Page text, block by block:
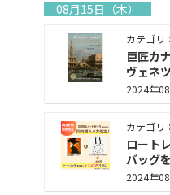
08月15日（木）
カテゴリ
巨匠カ
ヴェネ
2024年
カテゴリ
ロート
バッグ
2024年